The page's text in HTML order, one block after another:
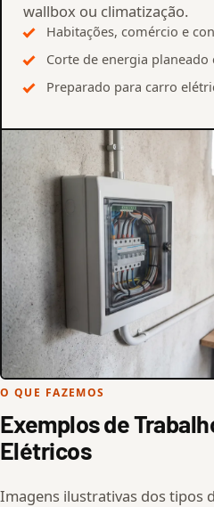
wallbox ou climatização.
Habitações, comércio e
Corte de energia planeado
Preparado para carro
O QUE FAZEMOS
Exemplos de
Elétricos
Imagens ilustrativas dos tipos